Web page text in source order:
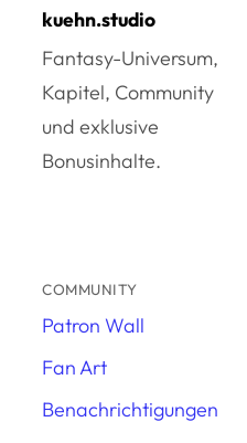
kuehn.studio
Fantasy-Universum,
Kapitel, Community
und exklusive
Bonusinhalte.
COMMUNITY
Patron Wall
Fan Art
Benachrichtigungen